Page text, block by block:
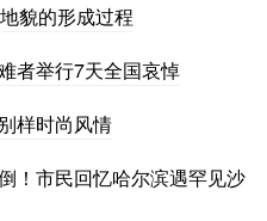
貌的形成过程
者举行7天全国哀悼
样时尚风情
！市民回忆哈尔滨遇罕见沙